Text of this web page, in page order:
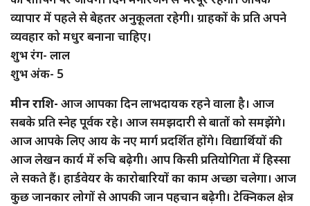
व्यापार में पहले से बेहतर अनुकूलता रहेगी। ग्राहकों के प्रति अपने
व्यवहार को मधुर बनाना चाहिए।
शुभ रंग- लाल
शुभ अंक- 5
मीन राशि- आज आपका दिन लाभदायक रहने वाला है। आज
सबके प्रति स्नेह पूर्वक रहे। आज समझदारी से बातों को समझेंगे।
आज आपके लिए आय के नए मार्ग प्रदर्शित होंगे। विद्यार्थियों की
आज लेखन कार्य में रुचि बढ़ेगी। आप किसी प्रतियोगिता में हिस्सा
ले सकते हैं। हार्डवेयर के कारोबारियों का काम अच्छा चलेगा। आज
कुछ जानकार लोगों से आपकी जान पहचान बढ़ेगी। टेक्निकल क्षेत्र